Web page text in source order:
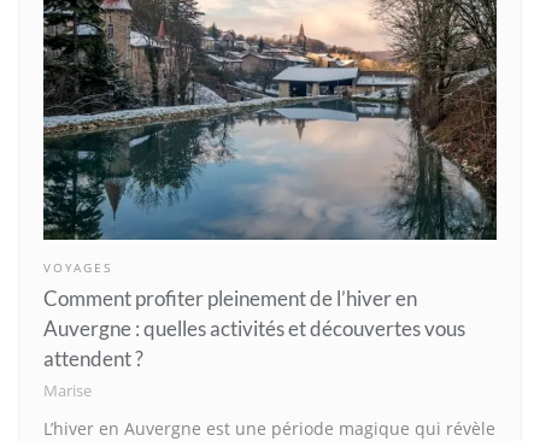
VOYAGES
Comment profiter pleinement de l’hiver en
Auvergne : quelles activités et découvertes vous
attendent ?
Marise
L’hiver en Auvergne est une période magique qui révèle